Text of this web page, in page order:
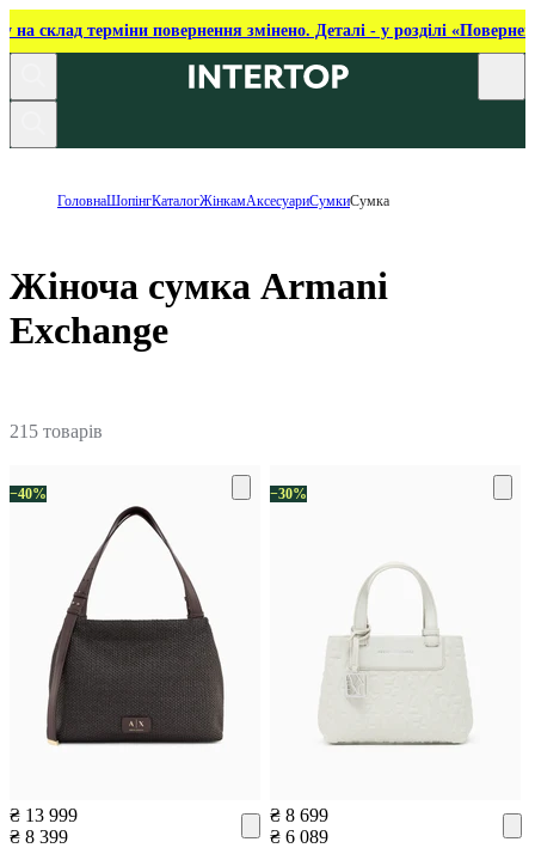
на склад терміни повернення змінено. Деталі - у розділі
ГоловнаШопінгКаталогЖінкамАксесуариСумкиСумка
Жіноча сумка Armani
Exchange
215 товарів
−40%
₴ 13 999
₴ 8 399
−30%
₴ 8 699
₴ 6 089